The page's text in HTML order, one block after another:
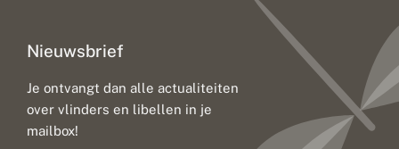
Nieuwsbrief
Je ontvangt dan alle actualiteiten
over vlinders en libellen in je
mailbox!